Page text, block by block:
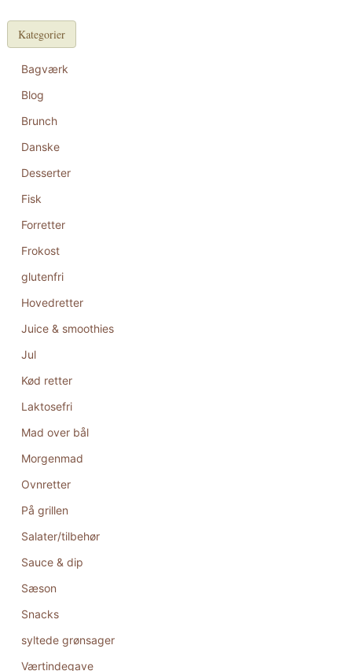
Kategorier
Bagværk
Blog
Brunch
Danske
Desserter
Fisk
Forretter
Frokost
glutenfri
Hovedretter
Juice & smoothies
Jul
Kød retter
Laktosefri
Mad over bål
Morgenmad
Ovnretter
På grillen
Salater/tilbehør
Sauce & dip
Sæson
Snacks
syltede grønsager
Værtindegave